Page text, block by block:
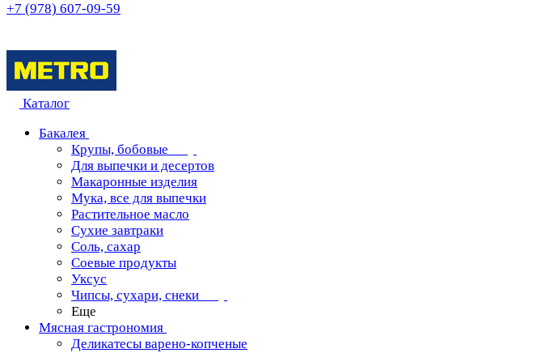
+7 (978) 607-09-59
Каталог
Бакалея
Крупы, бобовые
Для выпечки и десертов
Макаронные изделия
Мука, все для выпечки
Растительное масло
Сухие завтраки
Соль, сахар
Соевые продукты
Уксус
Чипсы, сухари, снеки
Еще
Мясная гастрономия
Деликатесы варено-копченые